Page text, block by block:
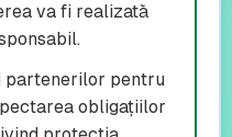
va fi realizată
pentru
obligațiilor